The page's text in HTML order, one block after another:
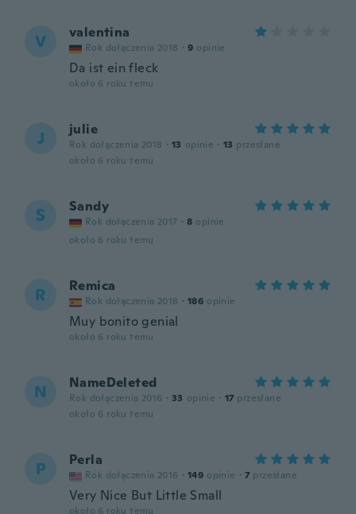
V valentina
Rok dołączenia 2018 · 9 opinie
Da ist ein fleck
około 6 roku temu
J julie
Rok dołączenia 2018 · 13 opinie · 13 przesłane
około 6 roku temu
S Sandy
Rok dołączenia 2017 · 8 opinie
około 6 roku temu
R Remica
Rok dołączenia 2018 · 186 opinie
Muy bonito genial
około 6 roku temu
N NameDeleted
Rok dołączenia 2016 · 33 opinie · 17 przesłane
około 6 roku temu
P Perla
Rok dołączenia 2016 · 149 opinie · 7 przesłane
Very Nice But Little Small
około 6 roku temu